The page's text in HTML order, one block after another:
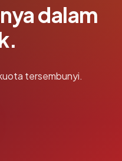
dalam
tersembunyi.